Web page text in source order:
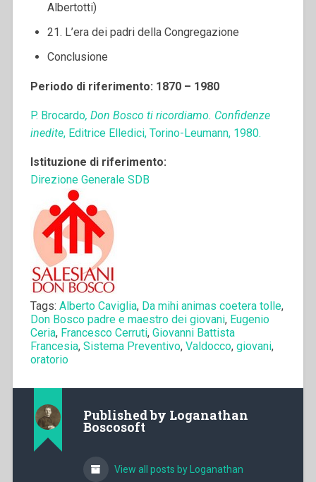
Albertotti)
21. L’era dei padri della Congregazione
Conclusione
Periodo di riferimento: 1870 – 1980
P. Brocardo, Don Bosco ti ricordiamo. Confidenze
inedite, Editrice Elledici, Torino-Leumann, 1980.
Istituzione di riferimento:
Direzione Generale SDB
Tags: Alberto Caviglia, Da mihi animas coetera tolle,
Don Bosco padre e maestro dei giovani, Eugenio
Ceria, Francesco Cerruti, Giovanni Battista
Francesia, Sistema Preventivo, Valdocco, giovani,
oratorio
Published by Loganathan
Boscosoft
View all posts by Loganathan